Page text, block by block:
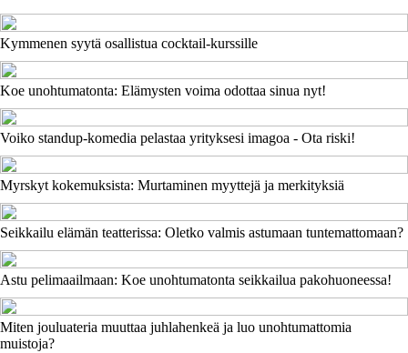
Kymmenen syytä osallistua cocktail-kurssille
Koe unohtumatonta: Elämysten voima odottaa sinua nyt!
Voiko standup-komedia pelastaa yrityksesi imagoa - Ota riski!
Myrskyt kokemuksista: Murtaminen myyttejä ja merkityksiä
Seikkailu elämän teatterissa: Oletko valmis astumaan tuntemattomaan?
Astu pelimaailmaan: Koe unohtumatonta seikkailua pakohuoneessa!
Miten jouluateria muuttaa juhlahenkeä ja luo unohtumattomia
muistoja?